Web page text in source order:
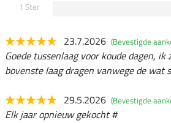
1 Ster
23.7.2026 (Bevestigde
Goede tussenlaag voor koude dagen,
bovenste laag dragen vanwege de wat
29.5.2026 (Bevestigde
Elk jaar opnieuw gekocht #